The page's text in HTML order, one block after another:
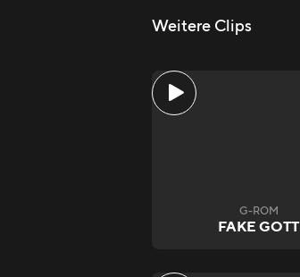
Weitere Clips
G-ROM
FAKE GOTT